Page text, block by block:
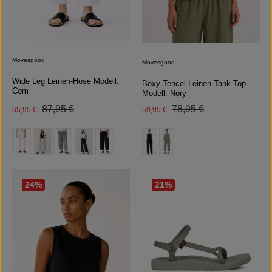
Movesgood
Wide Leg Leinen-Hose Modell:
Com
Verkaufspreis:
65,95 € Regulärer Preis:
87,95 €
Farbeauswählen
(Diese Option ist zurzeit nicht verfügbar.)
(Diese Option ist zurzeit nicht verfügbar.)
Movesgood
Boxy Tencel-Leinen-Tank Top
Modell: Nory
Verkaufspreis:
59,95 € Regulärer Preis:
78,95 €
Farbeauswählen
24% 21%